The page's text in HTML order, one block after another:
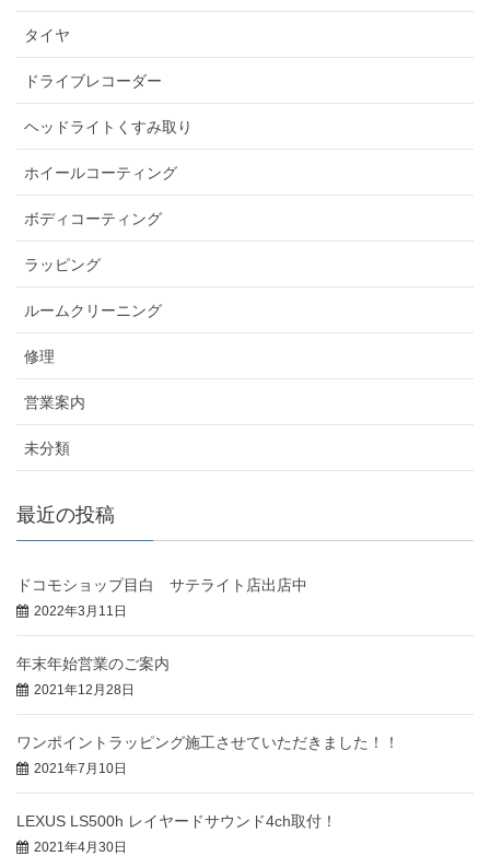
タイヤ
ドライブレコーダー
ヘッドライトくすみ取り
ホイールコーティング
ボディコーティング
ラッピング
ルームクリーニング
修理
営業案内
未分類
最近の投稿
ドコモショップ目白 サテライト店出店中
2022年3月11日
年末年始営業のご案内
2021年12月28日
ワンポイントラッピング施工させていただきました！！
2021年7月10日
LEXUS LS500h レイヤードサウンド4ch取付！
2021年4月30日